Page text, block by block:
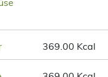
369.00 Kcal